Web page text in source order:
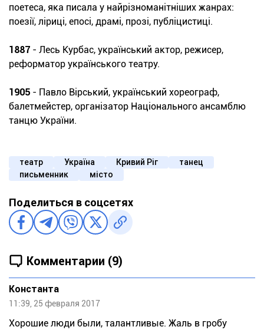
поетеса, яка писала у найрізноманітніших жанрах:
поезії, ліриці, епосі, драмі, прозі, публіцистиці.
1887 - Лесь Курбас, український актор, режисер,
реформатор українського театру.
1905 - Павло Вірський, український хореограф,
балетмейстер, організатор Національного ансамблю
танцю України.
театр Україна Кривий Ріг
танец
письменник
місто
Поделиться в соцсетях
Комментарии (9)
Константа
11:39, 25 февраля 2017
Хорошие люди были, талантливые. Жаль в гробу